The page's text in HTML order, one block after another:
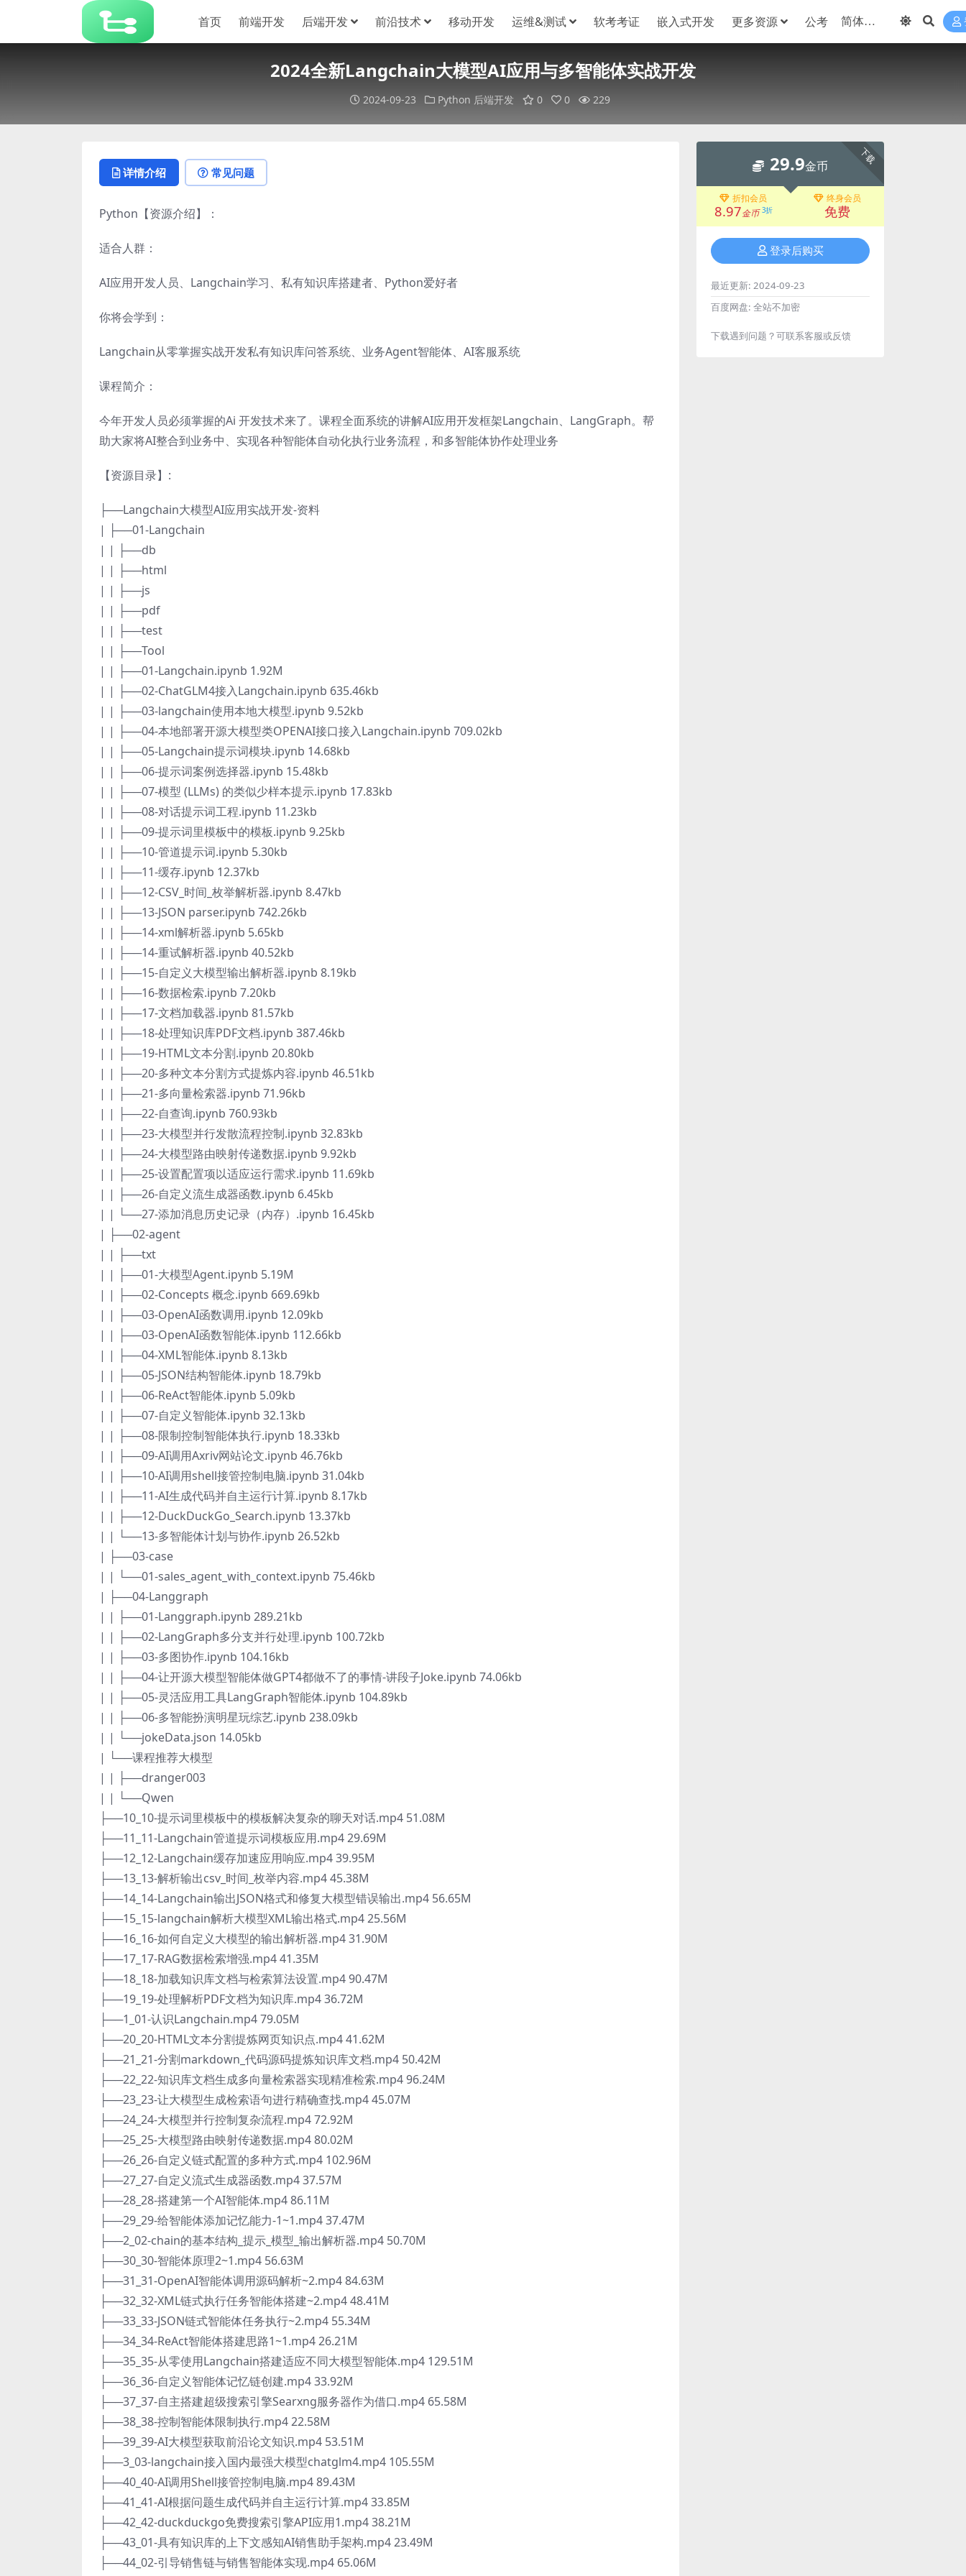
首页 前端开发 后端开发 前沿技术 移动开发 运维&测试 软考考证 嵌入式开发 更多资源 公考
2024全新Langchain大模型AI应用与多智能体实战开发
2024-09-23 Python 后端开发 0 0 229
详情介绍 常见问题
Python【资源介绍】：
适合人群：
AI应用开发人员、Langchain学习、私有知识库搭建者、Python爱好者
你将会学到：
Langchain从零掌握实战开发私有知识库问答系统、业务Agent智能体、AI客服系统
课程简介：
今年开发人员必须掌握的Ai 开发技术来了。课程全面系统的讲解AI应用开发框架Langchain、LangGraph。帮
助大家将AI整合到业务中、实现各种智能体自动化执行业务流程，和多智能体协作处理业务
【资源目录】:
├──Langchain大模型AI应用实战开发-资料
| ├──01-Langchain
| | ├──db
| | ├──html
| | ├──js
| | ├──pdf
| | ├──test
| | ├──Tool
| | ├──01-Langchain.ipynb 1.92M
| | ├──02-ChatGLM4接入Langchain.ipynb 635.46kb
| | ├──03-langchain使用本地大模型.ipynb 9.52kb
| | ├──04-本地部署开源大模型类OPENAI接口接入Langchain.ipynb 709.02kb
| | ├──05-Langchain提示词模块.ipynb 14.68kb
| | ├──06-提示词案例选择器.ipynb 15.48kb
| | ├──07-模型 (LLMs) 的类似少样本提示.ipynb 17.83kb
| | ├──08-对话提示词工程.ipynb 11.23kb
| | ├──09-提示词里模板中的模板.ipynb 9.25kb
| | ├──10-管道提示词.ipynb 5.30kb
| | ├──11-缓存.ipynb 12.37kb
| | ├──12-CSV_时间_枚举解析器.ipynb 8.47kb
| | ├──13-JSON parser.ipynb 742.26kb
| | ├──14-xml解析器.ipynb 5.65kb
| | ├──14-重试解析器.ipynb 40.52kb
| | ├──15-自定义大模型输出解析器.ipynb 8.19kb
| | ├──16-数据检索.ipynb 7.20kb
| | ├──17-文档加载器.ipynb 81.57kb
| | ├──18-处理知识库PDF文档.ipynb 387.46kb
| | ├──19-HTML文本分割.ipynb 20.80kb
| | ├──20-多种文本分割方式提炼内容.ipynb 46.51kb
| | ├──21-多向量检索器.ipynb 71.96kb
| | ├──22-自查询.ipynb 760.93kb
| | ├──23-大模型并行发散流程控制.ipynb 32.83kb
| | ├──24-大模型路由映射传递数据.ipynb 9.92kb
| | ├──25-设置配置项以适应运行需求.ipynb 11.69kb
| | ├──26-自定义流生成器函数.ipynb 6.45kb
| | └──27-添加消息历史记录（内存）.ipynb 16.45kb
| ├──02-agent
| | ├──txt
| | ├──01-大模型Agent.ipynb 5.19M
| | ├──02-Concepts 概念.ipynb 669.69kb
| | ├──03-OpenAI函数调用.ipynb 12.09kb
| | ├──03-OpenAI函数智能体.ipynb 112.66kb
| | ├──04-XML智能体.ipynb 8.13kb
| | ├──05-JSON结构智能体.ipynb 18.79kb
| | ├──06-ReAct智能体.ipynb 5.09kb
| | ├──07-自定义智能体.ipynb 32.13kb
| | ├──08-限制控制智能体执行.ipynb 18.33kb
| | ├──09-AI调用Axriv网站论文.ipynb 46.76kb
| | ├──10-AI调用shell接管控制电脑.ipynb 31.04kb
| | ├──11-AI生成代码并自主运行计算.ipynb 8.17kb
| | ├──12-DuckDuckGo_Search.ipynb 13.37kb
| | └──13-多智能体计划与协作.ipynb 26.52kb
| ├──03-case
| | └──01-sales_agent_with_context.ipynb 75.46kb
| ├──04-Langgraph
| | ├──01-Langgraph.ipynb 289.21kb
| | ├──02-LangGraph多分支并行处理.ipynb 100.72kb
| | ├──03-多图协作.ipynb 104.16kb
| | ├──04-让开源大模型智能体做GPT4都做不了的事情-讲段子Joke.ipynb 74.06kb
| | ├──05-灵活应用工具LangGraph智能体.ipynb 104.89kb
| | ├──06-多智能扮演明星玩综艺.ipynb 238.09kb
| | └──jokeData.json 14.05kb
| └──课程推荐大模型
| | ├──dranger003
| | └──Qwen
├──10_10-提示词里模板中的模板解决复杂的聊天对话.mp4 51.08M
├──11_11-Langchain管道提示词模板应用.mp4 29.69M
├──12_12-Langchain缓存加速应用响应.mp4 39.95M
├──13_13-解析输出csv_时间_枚举内容.mp4 45.38M
├──14_14-Langchain输出JSON格式和修复大模型错误输出.mp4 56.65M
├──15_15-langchain解析大模型XML输出格式.mp4 25.56M
├──16_16-如何自定义大模型的输出解析器.mp4 31.90M
├──17_17-RAG数据检索增强.mp4 41.35M
├──18_18-加载知识库文档与检索算法设置.mp4 90.47M
├──19_19-处理解析PDF文档为知识库.mp4 36.72M
├──1_01-认识Langchain.mp4 79.05M
├──20_20-HTML文本分割提炼网页知识点.mp4 41.62M
├──21_21-分割markdown_代码源码提炼知识库文档.mp4 50.42M
├──22_22-知识库文档生成多向量检索器实现精准检索.mp4 96.24M
├──23_23-让大模型生成检索语句进行精确查找.mp4 45.07M
├──24_24-大模型并行控制复杂流程.mp4 72.92M
├──25_25-大模型路由映射传递数据.mp4 80.02M
├──26_26-自定义链式配置的多种方式.mp4 102.96M
├──27_27-自定义流式生成器函数.mp4 37.57M
├──28_28-搭建第一个AI智能体.mp4 86.11M
├──29_29-给智能体添加记忆能力-1~1.mp4 37.47M
├──2_02-chain的基本结构_提示_模型_输出解析器.mp4 50.70M
├──30_30-智能体原理2~1.mp4 56.63M
├──31_31-OpenAI智能体调用源码解析~2.mp4 84.63M
├──32_32-XML链式执行任务智能体搭建~2.mp4 48.41M
├──33_33-JSON链式智能体任务执行~2.mp4 55.34M
├──34_34-ReAct智能体搭建思路1~1.mp4 26.21M
├──35_35-从零使用Langchain搭建适应不同大模型智能体.mp4 129.51M
├──36_36-自定义智能体记忆链创建.mp4 33.92M
├──37_37-自主搭建超级搜索引擎Searxng服务器作为借口.mp4 65.58M
├──38_38-控制智能体限制执行.mp4 22.58M
├──39_39-AI大模型获取前沿论文知识.mp4 53.51M
├──3_03-langchain接入国内最强大模型chatglm4.mp4 105.55M
├──40_40-AI调用Shell接管控制电脑.mp4 89.43M
├──41_41-AI根据问题生成代码并自主运行计算.mp4 33.85M
├──42_42-duckduckgo免费搜索引擎API应用1.mp4 38.21M
├──43_01-具有知识库的上下文感知AI销售助手架构.mp4 23.49M
├──44_02-引导销售链与销售智能体实现.mp4 65.06M
下载
29.9金币
折扣会员
8.97金币 3折
终身会员
免费
登录后购买
最近更新: 2024-09-23
百度网盘: 全站不加密
下载遇到问题？可联系客服或反馈